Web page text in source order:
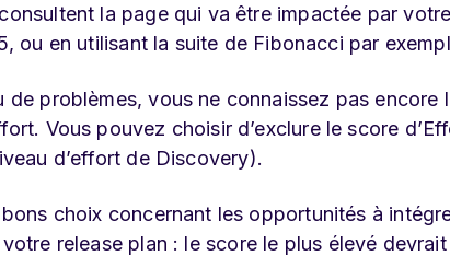
la page qui va être impactée par
ou en utilisant la suite de Fibonacci par
problèmes, vous ne connaissez pas encore
Vous pouvez choisir d’exclure le score
d’effort de Discovery).
choix concernant les opportunités à
release plan : le score le plus élevé